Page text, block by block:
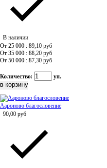
В наличии
От 25 000 : 89,10 руб
От 35 000 : 88,20 руб
От 50 000 : 87,30 руб
Количество: уп.
Аароново благословение
90,00 руб